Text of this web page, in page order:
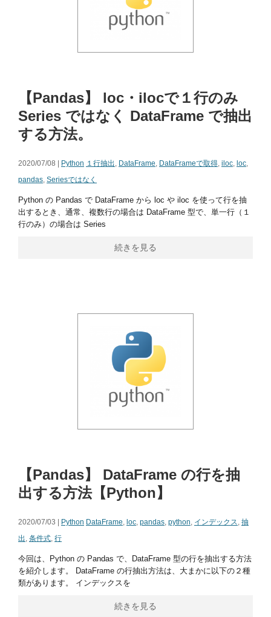
【Pandas】 loc・ilocで１行のみ
Series ではなく DataFrame で抽出
する方法。
2020/07/08 | Python １行抽出, DataFrame, DataFrameで取得, iloc, loc,
pandas, Seriesではなく
Python の Pandas で DataFrame から loc や iloc を使って行を抽
出するとき、通常、複数行の場合は DataFrame 型で、単一行（１
行のみ）の場合は Series
続きを見る
【Pandas】 DataFrame の行を抽
出する方法【Python】
2020/07/03 | Python DataFrame, loc, pandas, python, インデックス, 抽
出, 条件式, 行
今回は、Python の Pandas で、DataFrame 型の行を抽出する方法
を紹介します。 DataFrame の行抽出方法は、大まかに以下の２種
類があります。 インデックスを
続きを見る